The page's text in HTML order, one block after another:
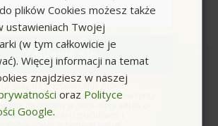
Newsletter
na bieżąco z naszymi nowościami i
plików Cookies możesz także
ustawieniach Twojej
(w tym całkowicie je
Więcej informacji na temat
znajdziesz w naszej
oraz Polityce
Google.
Zapisuję się
zgodę na przetwarzanie moich
w postaci adresu e-mail oraz
na podany przeze mnie adres e-
handlowej o produktach i